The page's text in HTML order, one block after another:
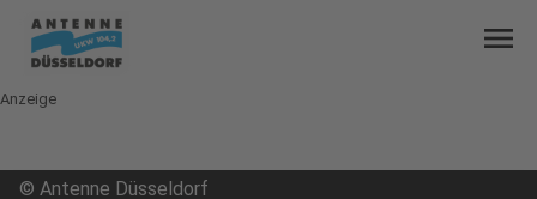
menu
Anzeige
© Antenne Düsseldorf